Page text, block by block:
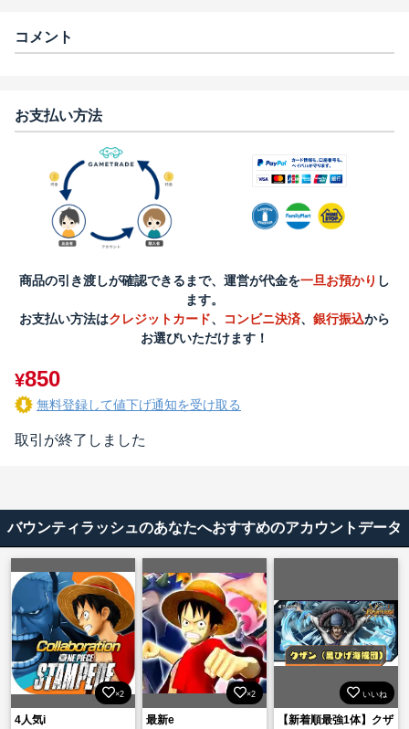
コメント
お支払い方法
商品の引き渡しが確認できるまで、運営が代金を一旦お預かり し
ます。
お支払い方法はクレジットカード、 コンビニ決済、 銀行振込から
お選びいただけます！
¥850
無料登録して値下げ通知を受け取る
取引が終了しました
バウンティラッシュのあなたへおすすめのアカウントデータ
×2
4人気i
×2
最新e
いいね
【新着順最強1体】クザ